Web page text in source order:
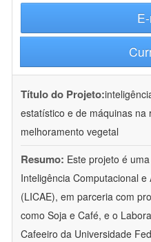
Título do Projeto:
estatístico e de máquinas na
melhoramento vegetal
Resumo: Este projeto é
Inteligência Computacional
(LICAE), em parceria com
como Soja e Café, e o
Cafeeiro da Universidade